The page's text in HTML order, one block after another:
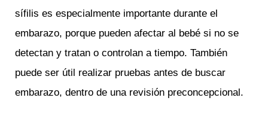
sífilis es especialmente importante durante el
embarazo, porque pueden afectar al bebé si no se
detectan y tratan o controlan a tiempo. También
puede ser útil realizar pruebas antes de buscar
embarazo, dentro de una revisión preconcepcional.